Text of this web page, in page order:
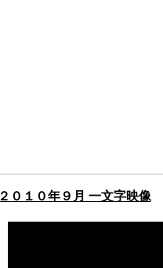
２０１０年９月 一文字映像